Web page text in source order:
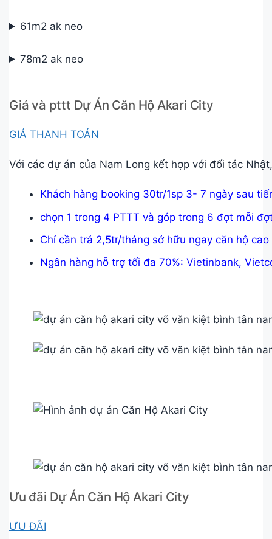
61m2 ak neo
78m2 ak neo
Giá và pttt Dự Án Căn Hộ Akari City
GIÁ THANH TOÁN
Với các dự án của Nam Long kết hợp với đối tác
Khách hàng booking 30tr/1sp 3- 7 ngày sau
chọn 1 trong 4 PTTT và góp trong 6 đợt mỗi
Chỉ cần trả 2,5tr/tháng sở hữu ngay căn hộ
Ngân hàng hỗ trợ tối đa 70%: Vietinbank,
Ưu đãi Dự Án Căn Hộ Akari City
ƯU ĐÃI